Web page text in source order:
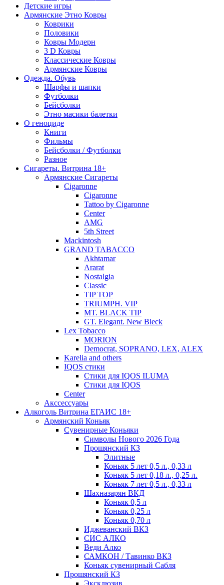
Детские игры
Армянские Этно Ковры
Коврики
Половики
Ковры Модерн
3 D Ковры
Классические Ковры
Армянские Ковры
Одежда. Обувь
Шарфы и шапки
Футболки
Бейсболки
Этно масики балетки
О геноциде
Книги
Фильмы
Бейсболки / Футболки
Разное
Сигареты. Витрина 18+
Армянские Сигареты
Cigaronne
Cigaronne
Tattoo by Cigaronne
Center
AMG
5th Street
Mackintosh
GRAND TABACCO
Akhtamar
Ararat
Nostalgia
Classic
TIP TOP
TRIUMPH. VIP
MT. BLACK TIP
GT. Elegant. New Bleck
Lex Tobacco
MORION
Democrat, SOPRANO, LEX, ALEX
Karelia and others
IQOS стики
Стики для IQOS ILUMA
Стики для IQOS
Сenter
Акссессуары
Алкоголь Витрина ЕГАИС 18+
Армянский Коньяк
Сувенирные Коньяки
Символы Нового 2026 Года
Прошянский КЗ
Элитные
Коньяк 5 лет 0,5 л., 0,33 л
Коньяк 5 лет 0,18 л., 0,25 л.
Коньяк 7 лет 0,5 л., 0,33 л
Шахназарян ВКД
Коньяк 0,5 л
Коньяк 0,25 л
Коньяк 0,70 л
Иджеванский ВКЗ
СИС АЛКО
Веди Алко
САМКОН / Тавинко ВКЗ
Коньяк сувенирный Сабля
Прошянский КЗ
Эксклюзив